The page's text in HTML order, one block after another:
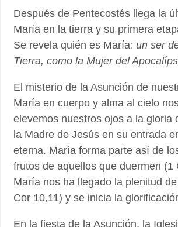
Después de Pentecostés llega la
María en la tierra y su primera
Se revela quién es María: un ser
Tierra, como la Mujer del
El misterio de la Asunción de
María en cuerpo y alma al cielo
elevemos nuestros ojos a la gloria
la Madre de Jesús en su entrada
eterna. María forma parte así de
frutos de aquellos que duermen (1
María nos ha llegado la plenitud
Cor 10,11) y se inicia la
En la fiesta de la Asunción, la